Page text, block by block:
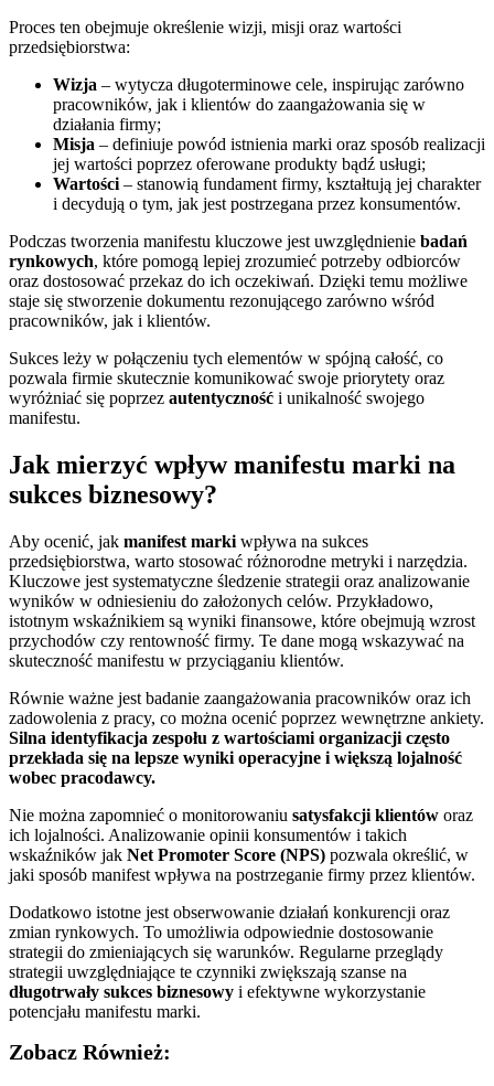
Proces ten obejmuje określenie wizji, misji oraz wartości
przedsiębiorstwa:
Wizja – wytycza długoterminowe cele, inspirując zarówno
pracowników, jak i klientów do zaangażowania się w
działania firmy;
Misja – definiuje powód istnienia marki oraz sposób realizacji
jej wartości poprzez oferowane produkty bądź usługi;
Wartości – stanowią fundament firmy, kształtują jej charakter
i decydują o tym, jak jest postrzegana przez konsumentów.
Podczas tworzenia manifestu kluczowe jest uwzględnienie badań
rynkowych, które pomogą lepiej zrozumieć potrzeby odbiorców
oraz dostosować przekaz do ich oczekiwań. Dzięki temu możliwe
staje się stworzenie dokumentu rezonującego zarówno wśród
pracowników, jak i klientów.
Sukces leży w połączeniu tych elementów w spójną całość, co
pozwala firmie skutecznie komunikować swoje priorytety oraz
wyróżniać się poprzez autentyczność i unikalność swojego
manifestu.
Jak mierzyć wpływ manifestu marki na
sukces biznesowy?
Aby ocenić, jak manifest marki wpływa na sukces
przedsiębiorstwa, warto stosować różnorodne metryki i narzędzia.
Kluczowe jest systematyczne śledzenie strategii oraz analizowanie
wyników w odniesieniu do założonych celów. Przykładowo,
istotnym wskaźnikiem są wyniki finansowe, które obejmują wzrost
przychodów czy rentowność firmy. Te dane mogą wskazywać na
skuteczność manifestu w przyciąganiu klientów.
Równie ważne jest badanie zaangażowania pracowników oraz ich
zadowolenia z pracy, co można ocenić poprzez wewnętrzne ankiety.
Silna identyfikacja zespołu z wartościami organizacji często
przekłada się na lepsze wyniki operacyjne i większą lojalność
wobec pracodawcy.
Nie można zapomnieć o monitorowaniu satysfakcji klientów oraz
ich lojalności. Analizowanie opinii konsumentów i takich
wskaźników jak Net Promoter Score (NPS) pozwala określić, w
jaki sposób manifest wpływa na postrzeganie firmy przez klientów.
Dodatkowo istotne jest obserwowanie działań konkurencji oraz
zmian rynkowych. To umożliwia odpowiednie dostosowanie
strategii do zmieniających się warunków. Regularne przeglądy
strategii uwzględniające te czynniki zwiększają szanse na
długotrwały sukces biznesowy i efektywne wykorzystanie
potencjału manifestu marki.
Zobacz Również: